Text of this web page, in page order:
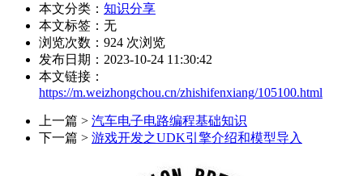
本文分类： 知识分享
本文标签：无
浏览次数： 924 次浏览
发布日期：2023-10-24 11:30:42
本文链接：
https://m.weizhongchou.cn/zhishifenxiang/105100.html
上一篇 > 汽车电子电路编程基础知识
下一篇 > 游戏开发之UDK引擎介绍和模型导入